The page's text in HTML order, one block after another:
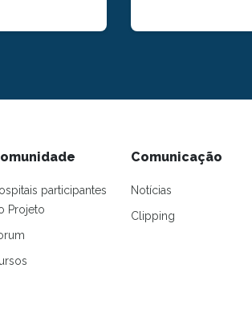
participantes
Projeto
Comunicação
Notícias
Clipping